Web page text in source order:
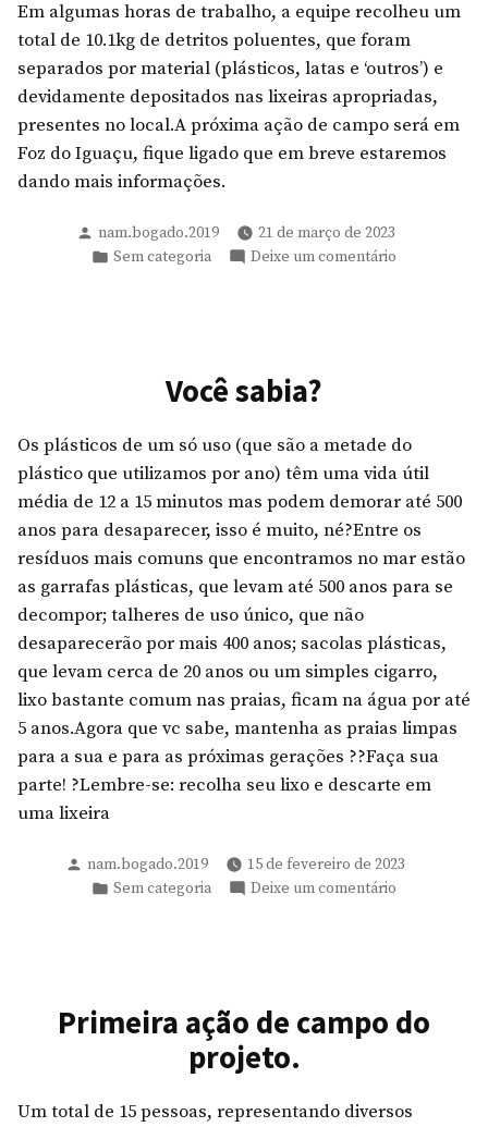
Em algumas horas de trabalho, a equipe recolheu um
total de 10.1kg de detritos poluentes, que foram
separados por material (plásticos, latas e ‘outros’) e
devidamente depositados nas lixeiras apropriadas,
presentes no local.A próxima ação de campo será em
Foz do Iguaçu, fique ligado que em breve estaremos
dando mais informações.
Publicado
por
nam.bogado.2019
21 de março de 2023
Publicado
Sem categoria Deixe um comentário
Você sabia?
Os plásticos de um só uso (que são a metade do
plástico que utilizamos por ano) têm uma vida útil
média de 12 a 15 minutos mas podem demorar até 500
anos para desaparecer, isso é muito, né?Entre os
resíduos mais comuns que encontramos no mar estão
as garrafas plásticas, que levam até 500 anos para se
decompor; talheres de uso único, que não
desaparecerão por mais 400 anos; sacolas plásticas,
que levam cerca de 20 anos ou um simples cigarro,
lixo bastante comum nas praias, ficam na água por até
5 anos.Agora que vc sabe, mantenha as praias limpas
para a sua e para as próximas gerações ??Faça sua
parte! ?Lembre-se: recolha seu lixo e descarte em
uma lixeira
Publicado
por
nam.bogado.2019
15 de fevereiro de 2023
Publicado
Sem categoria Deixe um comentário
Primeira ação de campo do
projeto.
Um total de 15 pessoas, representando diversos